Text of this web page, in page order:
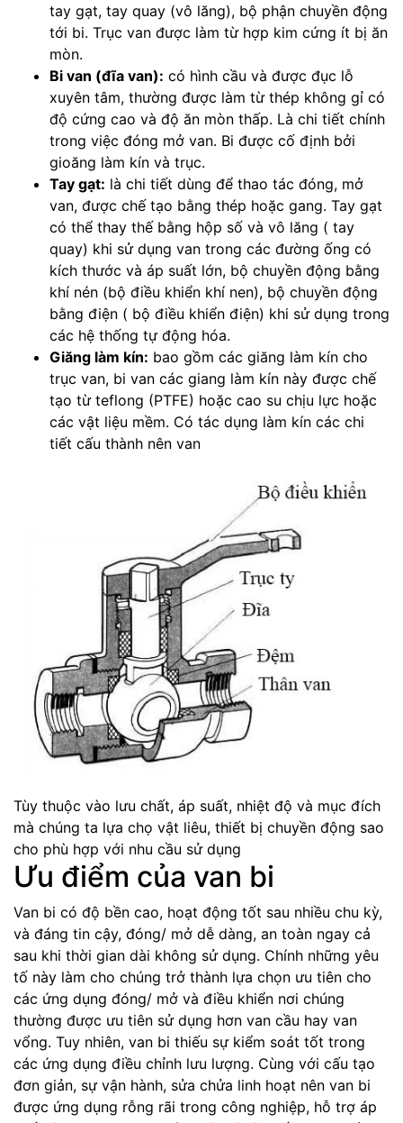
tay gạt, tay quay (vô lăng), bộ phận chuyền động
tới bi. Trục van được làm từ hợp kim cứng ít bị ăn
mòn.
Bi van (đĩa van): có hình cầu và được đục lỗ
xuyên tâm, thường được làm từ thép không gỉ có
độ cứng cao và độ ăn mòn thấp. Là chi tiết chính
trong việc đóng mở van. Bi được cố định bởi
gioăng làm kín và trục.
Tay gạt: là chi tiết dùng để thao tác đóng, mở
van, được chế tạo bằng thép hoặc gang. Tay gạt
có thể thay thế bằng hộp số và vô lăng ( tay
quay) khi sử dụng van trong các đường ống có
kích thước và áp suất lớn, bộ chuyền động bằng
khí nén (bộ điều khiển khí nen), bộ chuyền động
bằng điện ( bộ điều khiển điện) khi sử dụng trong
các hệ thống tự động hóa.
Giăng làm kín: bao gồm các giăng làm kín cho
trục van, bi van các giang làm kín này được chế
tạo từ teflong (PTFE) hoặc cao su chịu lực hoặc
các vật liệu mềm. Có tác dụng làm kín các chi
tiết cấu thành nên van
Tùy thuộc vào lưu chất, áp suất, nhiệt độ và mục đích
mà chúng ta lựa chọ vật liêu, thiết bị chuyền động sao
cho phù hợp với nhu cầu sử dụng
Ưu điểm của van bi
Van bi có độ bền cao, hoạt động tốt sau nhiều chu kỳ,
và đáng tin cậy, đóng/ mở dễ dàng, an toàn ngay cả
sau khi thời gian dài không sử dụng. Chính những yêu
tố này làm cho chúng trở thành lựa chọn ưu tiên cho
các ứng dụng đóng/ mở và điều khiển nơi chúng
thường được ưu tiên sử dụng hơn van cầu hay van
vổng. Tuy nhiên, van bi thiếu sự kiểm soát tốt trong
các ứng dụng điều chỉnh lưu lượng. Cùng với cấu tạo
đơn giản, sự vận hành, sửa chửa linh hoạt nên van bi
được ứng dụng rỗng rãi trong công nghiệp, hỗ trợ áp